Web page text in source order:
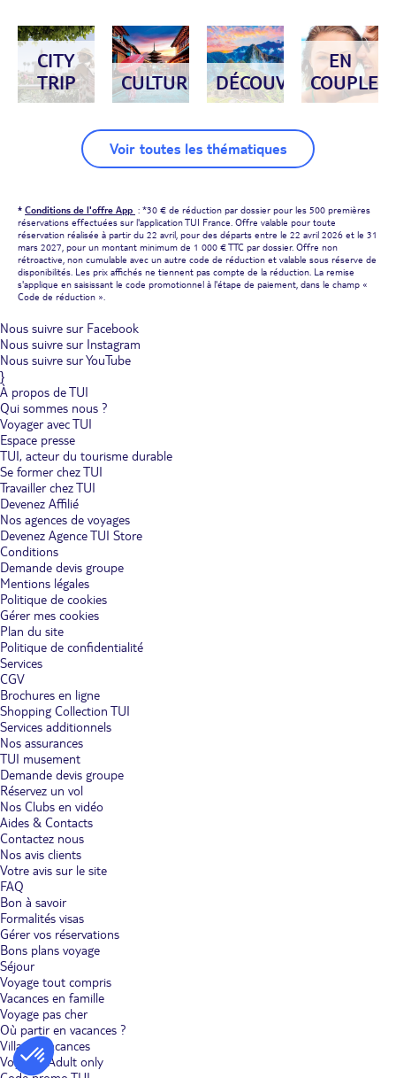
CITY
TRIP
CULTURE DÉCOUVERTE
EN
COUPLE
Voir toutes les thématiques
* Conditions de l'offre App : *30 € de réduction par dossier pour les 500 premières
réservations effectuées sur l'application TUI France. Offre valable pour toute
réservation réalisée à partir du 22 avril, pour des départs entre le 22 avril 2026 et le 31
mars 2027, pour un montant minimum de 1 000 € TTC par dossier. Offre non
rétroactive, non cumulable avec un autre code de réduction et valable sous réserve de
disponibilités. Les prix affichés ne tiennent pas compte de la réduction. La remise
s'applique en saisissant le code promotionnel à l'étape de paiement, dans le champ «
Code de réduction ».
Nous suivre sur Facebook
Nous suivre sur Instagram
Nous suivre sur YouTube
}
À propos de TUI
Qui sommes nous ?
Voyager avec TUI
Espace presse
TUI, acteur du tourisme durable
Se former chez TUI
Travailler chez TUI
Devenez Affilié
Nos agences de voyages
Devenez Agence TUI Store
Conditions
Demande devis groupe
Mentions légales
Politique de cookies
Gérer mes cookies
Plan du site
Politique de confidentialité
Services
CGV
Brochures en ligne
Shopping Collection TUI
Services additionnels
Nos assurances
TUI musement
Demande devis groupe
Réservez un vol
Nos Clubs en vidéo
Aides & Contacts
Contactez nous
Nos avis clients
Votre avis sur le site
FAQ
Bon à savoir
Formalités visas
Gérer vos réservations
Bons plans voyage
Séjour
Voyage tout compris
Vacances en famille
Voyage pas cher
Où partir en vacances ?
Villages vacances
Voyages Adult only